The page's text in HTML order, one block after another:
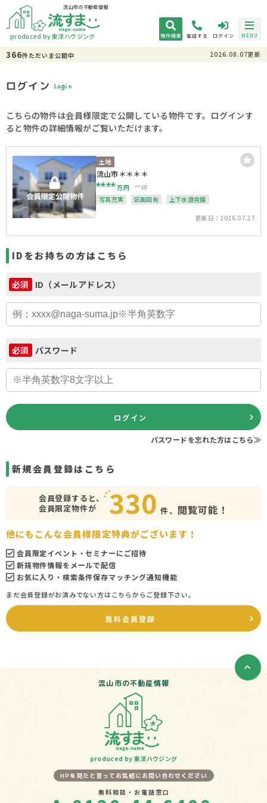
流山市の不動産情報
produced by 東洋ハウジング 物件検索 電話する ログイン MENU
366件ただいま公開中 2026.08.07更新
ログイン Login
こちらの物件は会員様限定で公開している物件です。ログインす
ると物件の詳細情報がご覧いただけます。
土地
流山市＊＊＊＊
****万円
**坪
写真充実
区画図有 上下水道完備
更新日：2026.07.27
IDをお持ちの方はこちら
必須 ID（メールアドレス）
必須 パスワード
ログイン
パスワードを忘れた方はこちら≫
新規会員登録はこちら
会員登録すると、
会員限定物件が
330 件、 閲覧可能！
他にもこんな会員様限定特典がございます！
会員限定イベント・セミナーにご招待
新規物件情報をメールで配信
お気に入り・検索条件保存マッチング通知機能
まだ会員登録がお済みでない方はこちらからご登録下さい。
無料会員登録
流山市の不動産情報
produced by 東洋ハウジング
HPを見たと言ってお気軽にお問い合わせください
無料相談・お電話窓口